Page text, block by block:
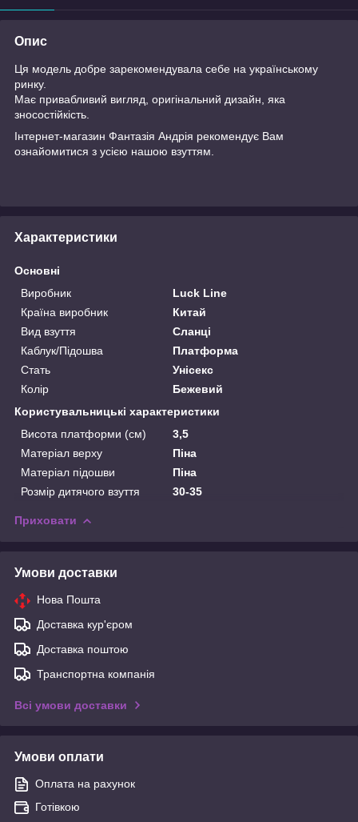
Опис
Ця модель добре зарекомендувала себе на українському
ринку.
Має привабливий вигляд, оригінальний дизайн, яка
зносостійкість.
Інтернет-магазин Фантазія Андрія рекомендує Вам
ознайомитися з усією нашою взуттям.
Характеристики
Основні
Виробник
Luck Line
Країна виробник
Китай
Вид взуття
Сланці
Каблук/Підошва
Платформа
Стать
Унісекс
Колір
Бежевий
Користувальницькі характеристики
Висота платформи (см)
3,5
Матеріал верху
Піна
Матеріал підошви
Піна
Розмір дитячого взуття
30-35
Приховати
Умови доставки
Нова Пошта
Доставка кур'єром
Доставка поштою
Транспортна компанія
Всі умови доставки
Умови оплати
Оплата на рахунок
Готівкою